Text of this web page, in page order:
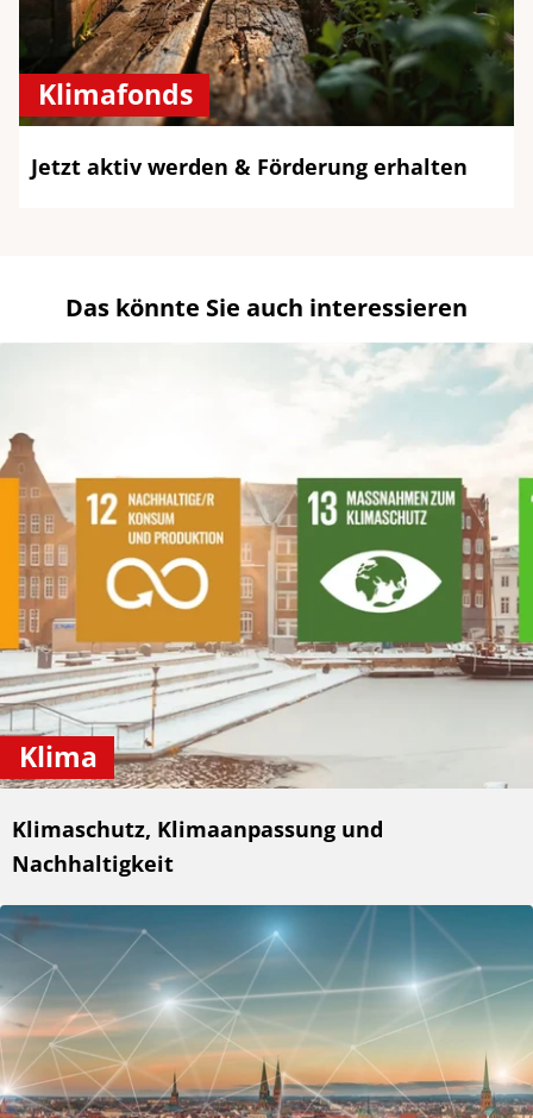
Klimafonds
Jetzt aktiv werden & Förderung erhalten
Das könnte Sie auch interessieren
Klima
Klimaschutz, Klimaanpassung und
Nachhaltigkeit